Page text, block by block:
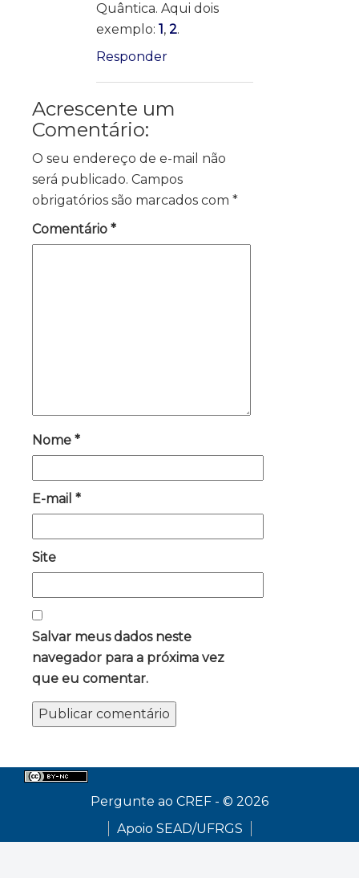
Quântica. Aqui dois
exemplo: 1, 2.
Responder
Acrescente um
Comentário:
O seu endereço de e-mail não
será publicado. Campos
obrigatórios são marcados com *
Comentário *
Nome *
E-mail *
Site
Salvar meus dados neste
navegador para a próxima vez
que eu comentar.
Pergunte ao CREF - © 2026
Apoio SEAD/UFRGS